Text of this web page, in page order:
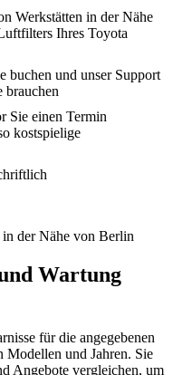
Werkstätten in der Nähe
Ihres Toyota
buchen und unser Support
brauchen
Sie einen Termin
kostspielige
der Nähe von Berlin
Wartung
für die angegebenen
Modellen und Jahren. Sie
Angebote vergleichen, um